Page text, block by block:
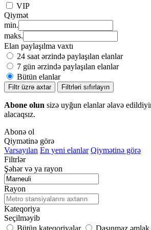
VIP
Qiymət
min.
maks.
Elan paylaşılma vaxtı
24 saat ərzində paylaşılan elanlar
7 gün ərzində paylaşılan elanlar
Bütün elanlar
Filtr üzrə axtar Filtrləri sıfırlayın
Abone olun sizə uyğun elanlar əlavə
alacaqsız.
Abonə ol
Qiymətinə görə
Varsayılan En yeni elanlar Qiymətinə görə
Filtrlər
Şəhər və ya rayon
Rayon
Kateqoriya
Seçilməyib